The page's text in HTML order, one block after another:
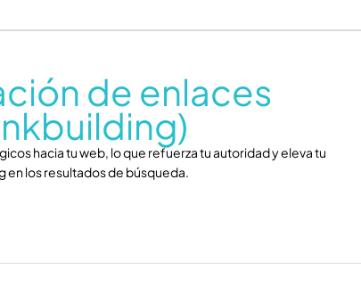
de enlaces
hacia tu web, lo que refuerza tu autoridad y eleva tu
en los resultados de búsqueda.